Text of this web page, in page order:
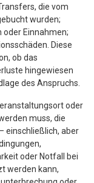
die vom
wurden;
oder Einnahmen;
Diese
ob das
hingewiesen
des Anspruchs.
oder
muss, die
einschließlich, aber
oder Notfall bei
werden kann,